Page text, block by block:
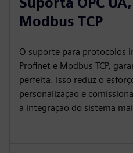
Modbus TCP
O suporte para protocolos
Profinet e Modbus TCP,
perfeita. Isso reduz o
personalização e
a integração do sistema